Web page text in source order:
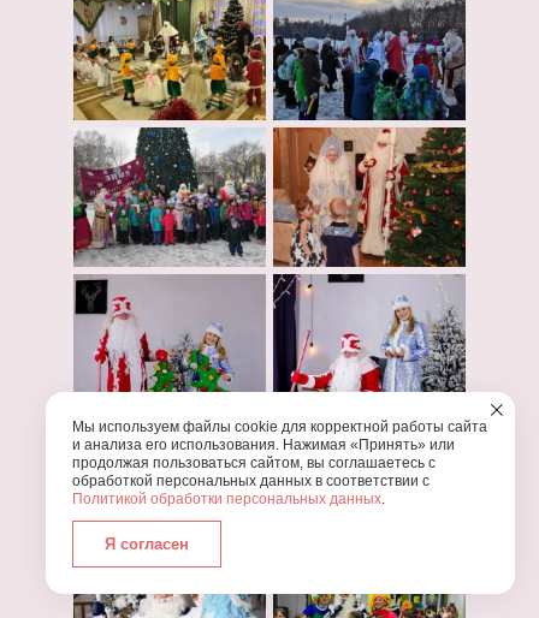
Мы используем файлы cookie для корректной работы сайта
и анализа его использования. Нажимая «Принять» или
продолжая пользоваться сайтом, вы соглашаетесь с
обработкой персональных данных в соответствии с
Политикой обработки персональных данных.
Я согласен